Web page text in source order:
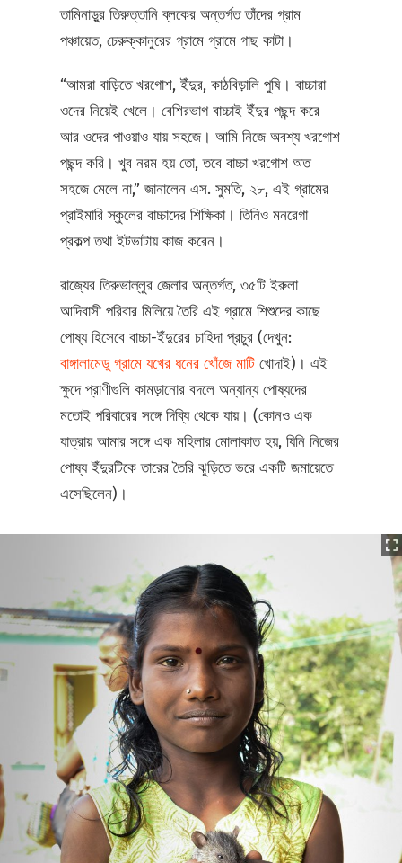
তামিনাড়ুর তিরুত্তানি ব্লকের অন্তর্গত তাঁদের গ্রাম
পঞ্চায়েত, চেরুক্কানুরের গ্রামে গ্রামে গাছ কাটা।
“আমরা বাড়িতে খরগোশ, ইঁদুর, কাঠবিড়ালি পুষি। বাচ্চারা
ওদের নিয়েই খেলে। বেশিরভাগ বাচ্চাই ইঁদুর পছন্দ করে
আর ওদের পাওয়াও যায় সহজে। আমি নিজে অবশ্য খরগোশ
পছন্দ করি। খুব নরম হয় তো, তবে বাচ্চা খরগোশ অত
সহজে মেলে না,” জানালেন এস. সুমতি, ২৮, এই গ্রামের
প্রাইমারি স্কুলের বাচ্চাদের শিক্ষিকা। তিনিও মনরেগা
প্রকল্প তথা ইটভাটায় কাজ করেন।
রাজ্যের তিরুভাল্লুর জেলার অন্তর্গত, ৩৫টি ইরুলা
আদিবাসী পরিবার মিলিয়ে তৈরি এই গ্রামে শিশুদের কাছে
পোষ্য হিসেবে বাচ্চা-ইঁদুরের চাহিদা প্রচুর (দেখুন:
বাঙ্গালামেডু গ্রামে যখের ধনের খোঁজে মাটিখোদাই)। এই
ক্ষুদে প্রাণীগুলি কামড়ানোর বদলে অন্যান্য পোষ্যদের
মতোই পরিবারের সঙ্গে দিব্যি থেকে যায়। (কোনও এক
যাত্রায় আমার সঙ্গে এক মহিলার মোলাকাত হয়, যিনি নিজের
পোষ্য ইঁদুরটিকে তারের তৈরি ঝুড়িতে ভরে একটি জমায়েতে
এসেছিলেন)।